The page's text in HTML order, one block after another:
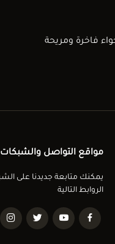
فاخرة ومريحة
مواقع التواصل والشبكات
يمكنك متابعة جديدنا على
الروابط التالية